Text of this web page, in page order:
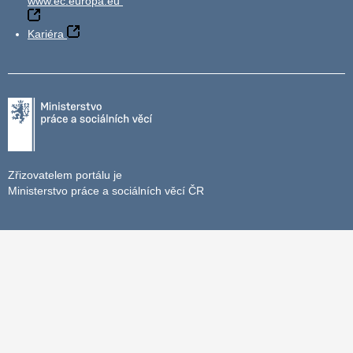
Kariéra
Zřizovatelem portálu je
Ministerstvo práce a sociálních věcí ČR